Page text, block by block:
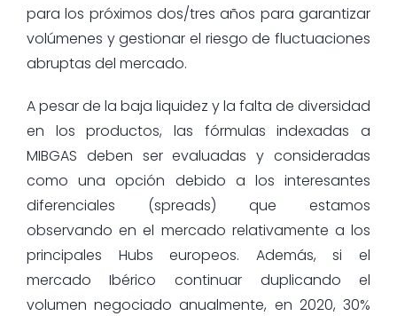
para los próximos dos/tres años para garantizar
volúmenes y gestionar el riesgo de fluctuaciones
abruptas del mercado.
A pesar de la baja liquidez y la falta de diversidad
en los productos, las fórmulas indexadas a
MIBGAS deben ser evaluadas y consideradas
como una opción debido a los interesantes
diferenciales (spreads) que estamos
observando en el mercado relativamente a los
principales Hubs europeos. Además, si el
mercado Ibérico continuar duplicando el
volumen negociado anualmente, en 2020, 30%